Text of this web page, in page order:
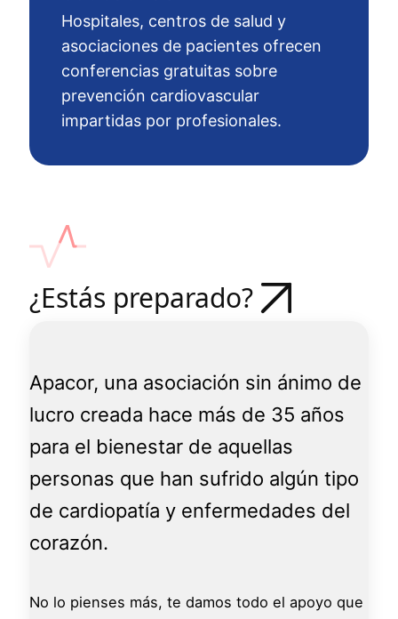
Hospitales, centros de salud y
asociaciones de pacientes ofrecen
conferencias gratuitas sobre
prevención cardiovascular
impartidas por profesionales.
¿Estás preparado?
Apacor, una asociación sin ánimo de
lucro creada hace más de 35 años
para el bienestar de aquellas
personas que han sufrido algún tipo
de cardiopatía y enfermedades del
corazón.
No lo pienses más, te damos todo el apoyo que